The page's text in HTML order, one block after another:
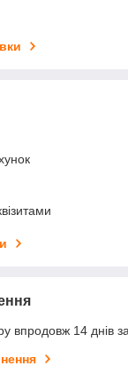
впродовж 14 днів